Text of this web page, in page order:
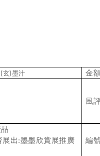
玄)墨汁 金
風
展出:墨墨欣賞展推廣
編